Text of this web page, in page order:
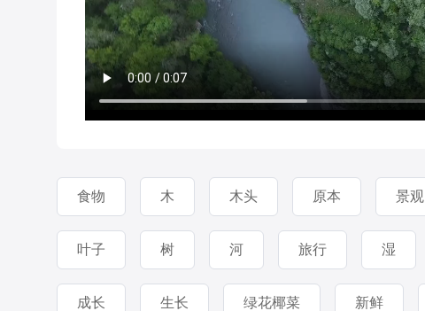
食物 木 木头 原本 景观
叶子 树 河 旅行 湿
成长 生长 绿花椰菜 新鲜